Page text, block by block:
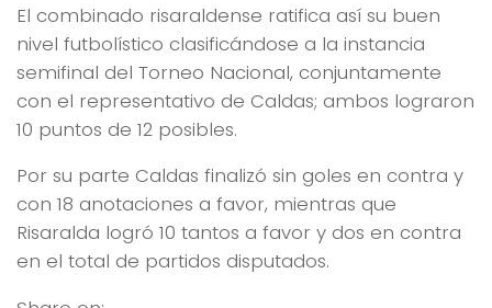
El combinado risaraldense ratifica así su buen
nivel futbolístico clasificándose a la instancia
semifinal del Torneo Nacional, conjuntamente
con el representativo de Caldas; ambos lograron
10 puntos de 12 posibles.
Por su parte Caldas finalizó sin goles en contra y
con 18 anotaciones a favor, mientras que
Risaralda logró 10 tantos a favor y dos en contra
en el total de partidos disputados.